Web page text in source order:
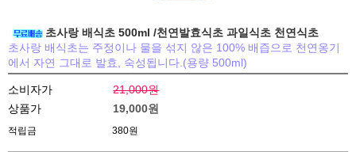
초사랑 배식초 500ml /천연발효식초 과일식초 천연식초
초사랑 배식초는 주정이나 물을 섞지 않은 100% 배즙으로 천연옹기
에서 자연 그대로 발효, 숙성됩니다.(용량 500ml)
소비자가
21,000원
상품가
19,000원
적립금 380원